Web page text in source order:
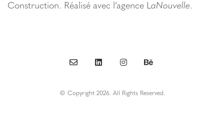
Construction. Réalisé avec l’agence LaNouvelle.
© Copyright 2026. All Rights Reserved.